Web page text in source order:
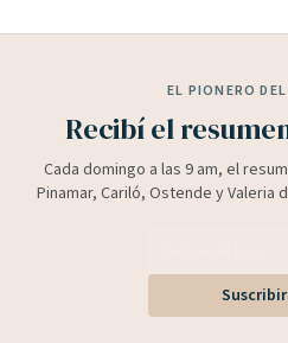
EL PIONERO
Recibí el
Cada domingo a las 9 am, el
Pinamar, Cariló, Ostende y Valeria